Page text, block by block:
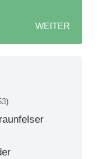
WEITER